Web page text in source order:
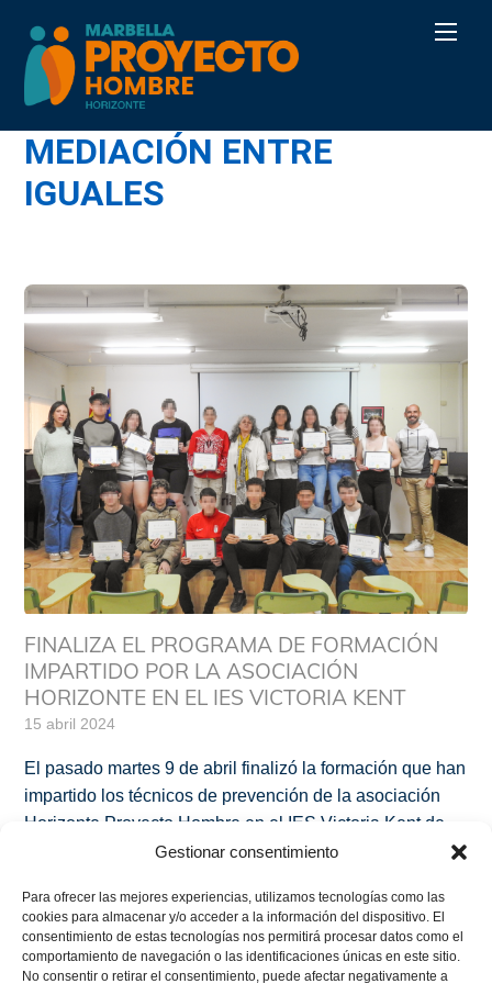
Gestionar consentimiento
Para ofrecer las mejores experiencias, utilizamos tecnologías como las
cookies para almacenar y/o acceder a la información del dispositivo. El
consentimiento de estas tecnologías nos permitirá procesar datos como el
comportamiento de navegación o las identificaciones únicas en este sitio.
No consentir o retirar el consentimiento, puede afectar negativamente a
content
MEDIACIÓN ENTRE
IGUALES
FINALIZA EL PROGRAMA DE FORMACIÓN
IMPARTIDO POR LA ASOCIACIÓN
HORIZONTE EN EL IES VICTORIA KENT
15 abril 2024
El pasado martes 9 de abril finalizó la formación que han
impartido los técnicos de prevención de la asociación
Horizonte Proyecto Hombre en el IES Victoria Kent de
Marbella cuyo objetivo principal es la creación de un
centro educativo. El conflicto es un hecho inherente en
las […]